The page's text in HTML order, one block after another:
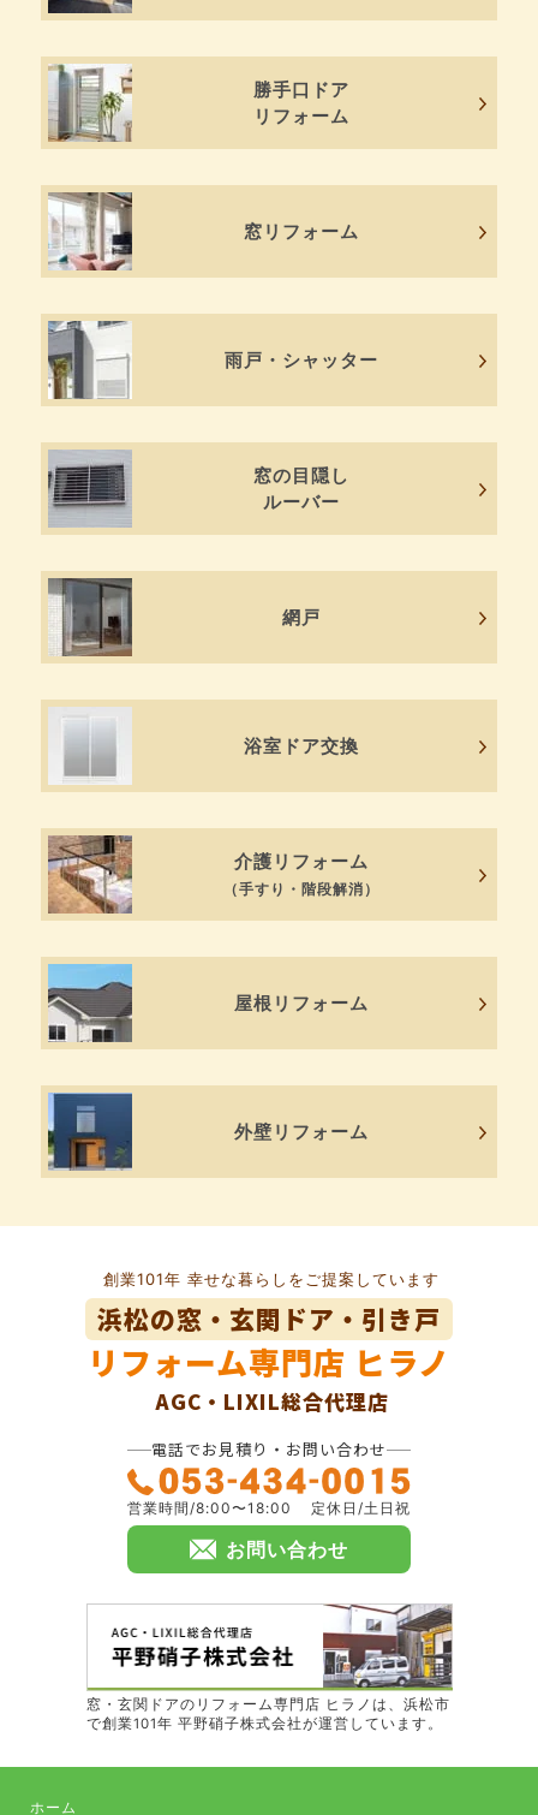
勝手口ドア
リフォーム
窓リフォーム
雨戸・シャッター
窓の目隠し
ルーバー
網戸
浴室ドア交換
介護リフォーム
（手すり・階段解消）
屋根リフォーム
外壁リフォーム
創業101年 幸せな暮らしをご提案しています
浜松の窓・玄関ドア・引き戸
リフォーム専門店 ヒラノ
AGC・LIXIL総合代理店
電話でお見積り・お問い合わせ
営業時間/8:00〜18:00 定休日/土日祝
お問い合わせ
窓・玄関ドアのリフォーム専門店 ヒラノは、浜松市
で創業101年 平野硝子株式会社が運営しています。
ホーム